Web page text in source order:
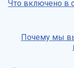
Что включено в
Почему мы